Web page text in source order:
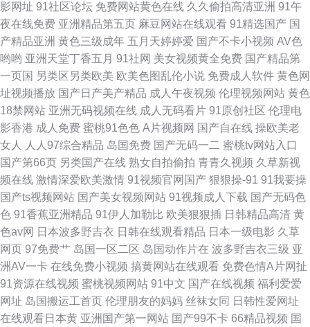
线播放 91偷拍字幕视频 欧美毛片大全网站 91蜜桃网址 久久经典视频在线观
看 91传媒网站在线观看 久久社区 91九色韩国 麻豆四虎 91黑丝美女被我乱
操 精品婷婷香蕉久久网 1024伦理片 国产成人社区
影网址 91社区论坛 免费网站黄色在线 久久偷拍高清亚洲 91午
夜在线免费 亚洲精品第五页 麻豆网站在线观看 91精选国产 国
产精品亚洲 黄色三级成年 五月天婷婷爱 国产不卡小视频 AV色
哟哟 亚洲天堂丁香五月 91社网 美女视频黄全免费 国产精品第
一页国 另类区另类欧美 欧美色图乱伦小说 免费成人软件 黄色网
址视频播放 国产日产美产精品 成人午夜视频 伦理视频网站 黄色
18禁网站 亚洲无码视频在线 成人无码看片 91原创社区 伦理电
影香港 成人免费 蜜桃91色色 A片视频网 国产自在线 操欧美老
女人
人人97综合精品 岛国免费 国产无码一二 蜜桃tv网站入口
国产第66页 另类国产在线 熟女自拍偷拍 青青久视频 久草新视
频在线 激情深爱欧美激情 91视频官网国产 狠狠操-91 91我要操
国产ts视频网站 国产美女视频网站 91视频成人下载 国产无码色
色 91香蕉亚洲精品 91伊人加勒比 欧美狠狠插 日韩精品高清 黄
色av网 日本波多野吉衣 日韩在线观看精品 日本一级电影 久草
网页 97免费艹 岛国一区二区 岛国动作片在 波多野吉衣三级 亚
洲AV一卡 在线免费小视频 搞黄网站在线观看 免费色情A片网扯
91资源在线视频 蜜桃视频网站 91中文 国产在线视频 福利爱爱
网址 岛国搬运工首页 伦理朋友的妈妈 丝袜女同 日韩性爱网址
在线观看日本黄 亚洲国产第一网站 国产99不卡 66精品视频 国